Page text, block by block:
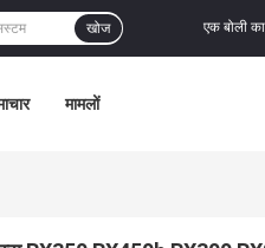
एक बोली
खोज
मामलों